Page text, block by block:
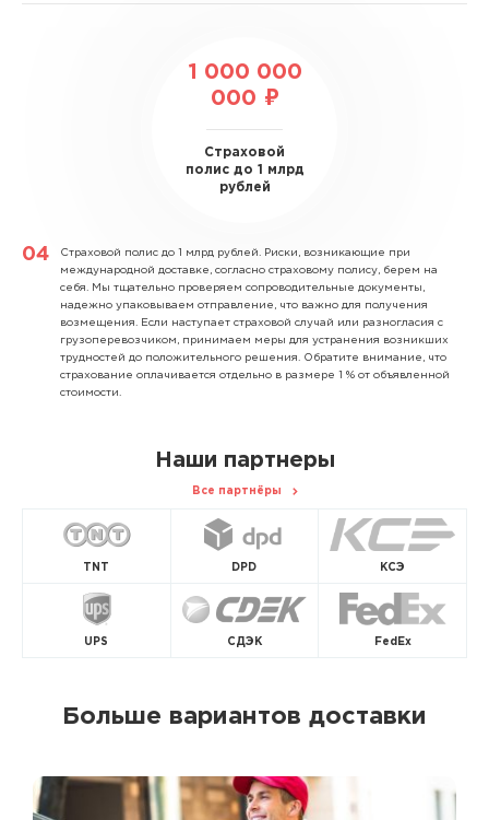
1 000 000
000 ₽
Страховой
полис до 1 млрд
рублей
Страховой полис до 1 млрд рублей.
Риски, возникающие при
международной доставке, согласно страховому полису, берем на
себя. Мы тщательно проверяем сопроводительные документы,
надежно упаковываем отправление, что важно для получения
возмещения. Если наступает страховой случай или разногласия с
грузоперевозчиком, принимаем меры для устранения возникших
трудностей до положительного решения. Обратите внимание, что
страхование оплачивается отдельно в размере 1 % от объявленной
стоимости.
Наши партнеры
Все партнёры
TNT DPD КСЭ
UPS СДЭК FedEx
Больше вариантов доставки